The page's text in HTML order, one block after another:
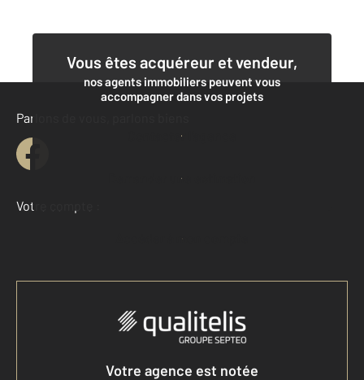
Vous êtes acquéreur et vendeur,
nos agents immobiliers peuvent vous
accompagner dans vos projets
Contacter l'agence
Demander une estimation
Parlons de vous, parlons biens
Votre compte :
Accéder à mon compte
Votre agence est notée